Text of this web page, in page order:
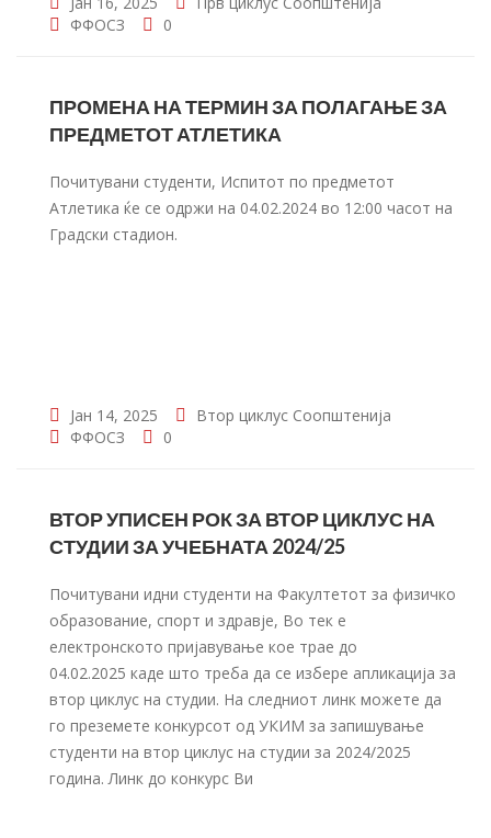
ФФОСЗ
0
ПРОМЕНА НА ТЕРМИН ЗА ПОЛАГАЊЕ ЗА
ПРЕДМЕТОТ АТЛЕТИКА
Почитувани студенти, Испитот по предметот
Атлетика ќе се одржи на 04.02.2024 во 12:00 часот на
Градски стадион.
Јан 14, 2025 Втор циклус Соопштенија
ФФОСЗ
0
ВТОР УПИСЕН РОК ЗА ВТОР ЦИКЛУС НА
СТУДИИ ЗА УЧЕБНАТА 2024/25
Почитувани идни студенти на Факултетот за физичко
образование, спорт и здравје, Во тек е
електронското пријавување кое трае до
04.02.2025 каде што треба да се избере апликација за
втор циклус на студии. На следниот линк можете да
го преземете конкурсот од УКИМ за запишување
студенти на втор циклус на студии за 2024/2025
година. Линк до конкурс Ви